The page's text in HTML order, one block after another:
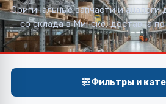
Оригинальные запчасти и
— со склада в Минске, доставка
Фильтры и